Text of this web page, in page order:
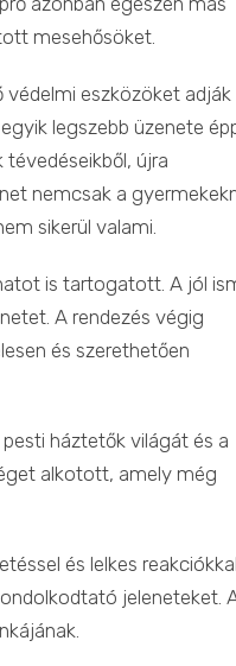
mesehősöket.
védelmi eszközöket adják
legszebb üzenete
újra
nemcsak a
sikerül valami.
is tartogatott. A jól
A rendezés végig
és szerethetően
háztetők világát és a
alkotott, amely még
és lelkes reakciókkal
jeleneteket.